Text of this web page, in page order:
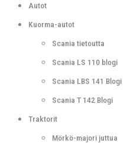
Autot
Kuorma-autot
Scania tietoutta
Scania LS 110 blogi
Scania LBS 141 Blogi
Scania T 142 Blogi
Traktorit
Mörkö-majori juttua